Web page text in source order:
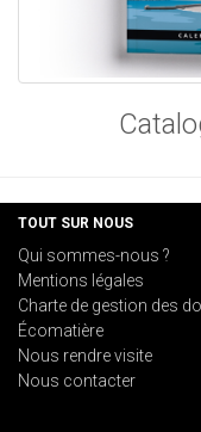
TOUT SUR NOUS
Qui sommes-nous ?
Mentions légales
Charte de gestion des
Écomatière
Nous rendre visite
Nous contacter